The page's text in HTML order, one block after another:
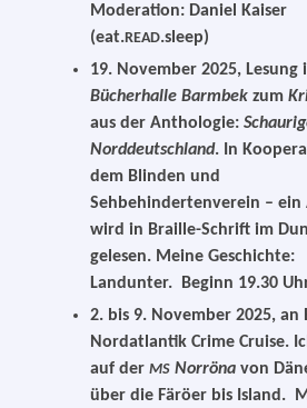
Moderation: Daniel Kaiser
(eat.READ.sleep)
19. November 2025, Lesung
Bücherhalle Barmbekzum
aus der Anthologie:
Norddeutschland. In
dem Blinden und
Sehbehindertenverein – ein
wird in Braille-Schrift im
gele­sen. Meine Geschichte:
Landunter. Beginn 19.30
2. bis 9. November 2025, an
Nordatlantik Crime Cruise.
auf derMS Norröna von
über die Färöer bis Island.